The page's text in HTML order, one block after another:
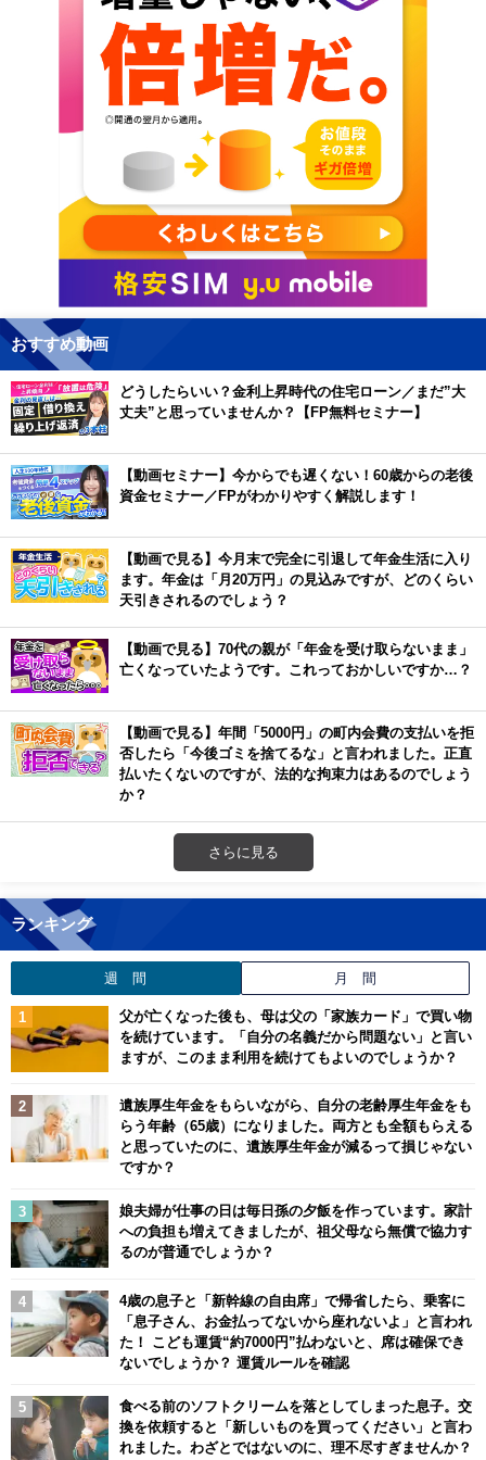
おすすめ動画
どうしたらいい？金利上昇時代の住宅ローン／まだ”大
丈夫”と思っていませんか？【FP無料セミナー】
【動画セミナー】今からでも遅くない！60歳からの老後
資金セミナー／FPがわかりやすく解説します！
【動画で見る】今月末で完全に引退して年金生活に入り
ます。年金は「月20万円」の見込みですが、どのくらい
天引きされるのでしょう？
【動画で見る】70代の親が「年金を受け取らないまま」
亡くなっていたようです。これっておかしいですか…？
【動画で見る】年間「5000円」の町内会費の支払いを拒
否したら「今後ゴミを捨てるな」と言われました。正直
払いたくないのですが、法的な拘束力はあるのでしょう
か？
さらに見る
ランキング
週 間 月 間
父が亡くなった後も、母は父の「家族カード」で買い物
を続けています。「自分の名義だから問題ない」と言い
ますが、このまま利用を続けてもよいのでしょうか？
遺族厚生年金をもらいながら、自分の老齢厚生年金をも
らう年齢（65歳）になりました。両方とも全額もらえる
と思っていたのに、遺族厚生年金が減るって損じゃない
ですか？
娘夫婦が仕事の日は毎日孫の夕飯を作っています。家計
への負担も増えてきましたが、祖父母なら無償で協力す
るのが普通でしょうか？
4歳の息子と「新幹線の自由席」で帰省したら、乗客に
「息子さん、お金払ってないから座れないよ」と言われ
た！ こども運賃“約7000円”払わないと、席は確保でき
ないでしょうか？ 運賃ルールを確認
食べる前のソフトクリームを落としてしまった息子。交
換を依頼すると「新しいものを買ってください」と言わ
れました。わざとではないのに、理不尽すぎませんか？